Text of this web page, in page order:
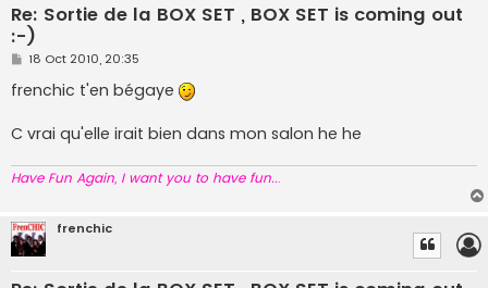
Re: Sortie de la BOX SET , BOX SET is coming out
:-)
P
s
t
18 Oct 2010, 20:35
frenchic t'en bégaye
C vrai qu'elle irait bien dans mon salon he he
Have Fun Again, I want you to have fun...
frenchic